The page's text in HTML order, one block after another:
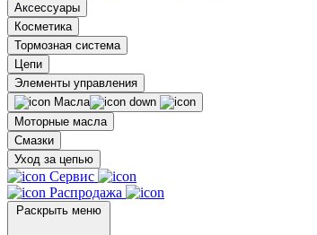
Аксессуары
Косметика
Тормозная система
Цепи
Элементы управления
Масла
Моторные масла
Смазки
Уход за цепью
Сервис
Распродажа